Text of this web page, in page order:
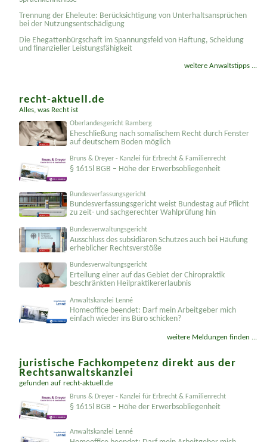
Vertrag unwirksam wegen deutlich wahrnehmbarer schlechter
Sprachkenntnisse
Trennung der Eheleute: Berücksichtigung von Unterhaltsansprüchen
bei der Nutzungsentschädigung
Die Ehegattenbürgschaft im Spannungsfeld von Haftung, Scheidung
recht-aktuell.de
Alles, was Recht ist
Oberlandesgericht Bamberg
Eheschließung nach somalischem Recht durch Fenster
auf deutschem Boden möglich
Bruns & Dreyer - Kanzlei für Erbrecht & Familienrecht
Bundesverfassungsgericht
Bundesver­fassungsgericht weist Bundestag auf Pflicht
zu zeit- und sachgerechter Wahlprüfung hin
Bundesverwaltungsgericht
erheblicher Rechtsverstöße
Bundesverwaltungsgericht
Erteilung einer auf das Gebiet der Chiropraktik
beschränkten Heilprakti­kererlaubnis
Anwaltskanzlei Lenné
einfach wieder ins Büro schicken?
juristische Fachkompetenz direkt aus der
Rechtsanwaltskanzlei
gefunden aufrecht-aktuell.de
Bruns & Dreyer - Kanzlei für Erbrecht & Familienrecht